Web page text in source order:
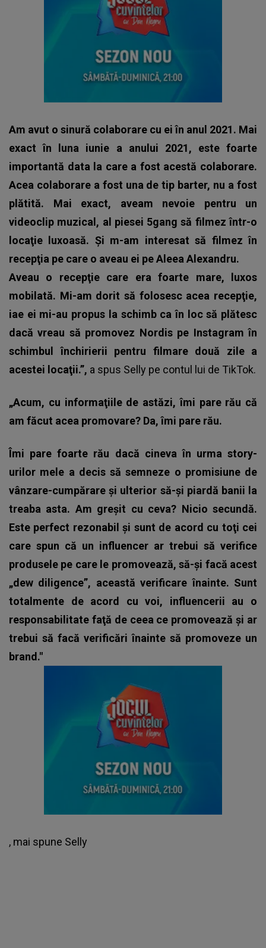
Am avut o sinură colaborare cu ei în anul 2021. Mai
exact în luna iunie a anului 2021, este foarte
importantă data la care a fost acestă colaborare.
Acea colaborare a fost una de tip barter, nu a fost
plătită. Mai exact, aveam nevoie pentru un
videoclip muzical, al piesei 5gang să filmez într-o
locaţie luxoasă. Şi m-am interesat să filmez în
recepţia pe care o aveau ei pe Aleea Alexandru.
Aveau o recepţie care era foarte mare, luxos
mobilată. Mi-am dorit să folosesc acea recepţie,
iae ei mi-au propus la schimb ca în loc să plătesc
dacă vreau să promovez Nordis pe Instagram în
schimbul închirierii pentru filmare două zile a
acestei locaţii.”, a spus Selly pe contul lui de TikTok.
„Acum, cu informaţiile de astăzi, îmi pare rău că
am făcut acea promovare? Da, îmi pare rău.
Îmi pare foarte rău dacă cineva în urma story-
urilor mele a decis să semneze o promisiune de
vânzare-cumpărare şi ulterior să-şi piardă banii la
treaba asta. Am greşit cu ceva? Nicio secundă.
Este perfect rezonabil şi sunt de acord cu toţi cei
care spun că un influencer ar trebui să verifice
produsele pe care le promovează, să-şi facă acest
„dew diligence”, această verificare înainte. Sunt
totalmente de acord cu voi, influencerii au o
responsabilitate faţă de ceea ce promovează şi ar
trebui să facă verificări înainte să promoveze un
brand."
, mai spune Selly